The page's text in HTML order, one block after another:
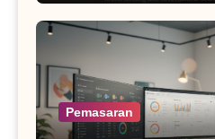
Pemasaran